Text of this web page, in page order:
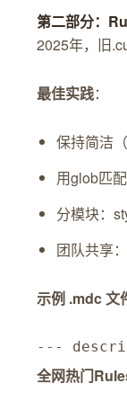
第二部分：
2025年，旧
最佳实践：
保持简洁
用glob匹
分模块：
团队共享
示例 .mdc 文
---
全网热门